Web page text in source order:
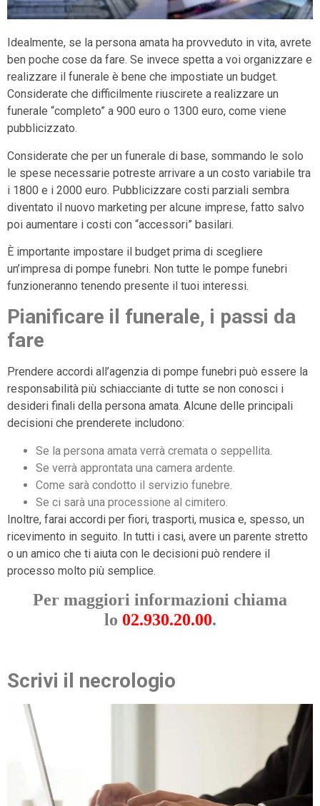
Idealmente, se la persona amata ha provveduto in vita, avrete
ben poche cose da fare. Se invece spetta a voi organizzare e
realizzare il funerale è bene che impostiate un budget.
Considerate che difficilmente riuscirete a realizzare un
funerale “completo” a 900 euro o 1300 euro, come viene
pubblicizzato.
Considerate che per un funerale di base, sommando le solo
le spese necessarie potreste arrivare a un costo variabile tra
i 1800 e i 2000 euro. Pubblicizzare costi parziali sembra
diventato il nuovo marketing per alcune imprese, fatto salvo
poi aumentare i costi con “accessori” basilari.
È importante impostare il budget prima di scegliere
un’impresa di pompe funebri. Non tutte le pompe funebri
funzioneranno tenendo presente il tuoi interessi.
Pianificare il funerale, i passi da
fare
Prendere accordi all’agenzia di pompe funebri può essere la
responsabilità più schiacciante di tutte se non conosci i
desideri finali della persona amata. Alcune delle principali
decisioni che prenderete includono:
Se la persona amata verrà cremata o seppellita.
Se verrà approntata una camera ardente.
Come sarà condotto il servizio funebre.
Se ci sarà una processione al cimitero.
Inoltre, farai accordi per fiori, trasporti, musica e, spesso, un
ricevimento in seguito. In tutti i casi, avere un parente stretto
o un amico che ti aiuta con le decisioni può rendere il
processo molto più semplice.
Per maggiori informazioni chiama
lo 02.930.20.00.
Scrivi il necrologio